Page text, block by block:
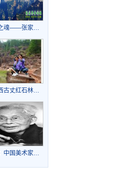
魂——张家…
古丈红石林…
中国美术家…